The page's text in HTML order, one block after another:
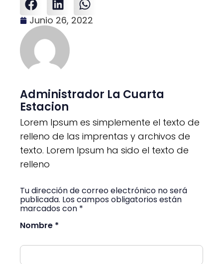
Junio 26, 2022
Administrador La Cuarta
Estacion
Lorem Ipsum es simplemente el texto de
relleno de las imprentas y archivos de
texto. Lorem Ipsum ha sido el texto de
relleno
Tu dirección de correo electrónico no será
publicada. Los campos obligatorios están
marcados con *
Nombre *